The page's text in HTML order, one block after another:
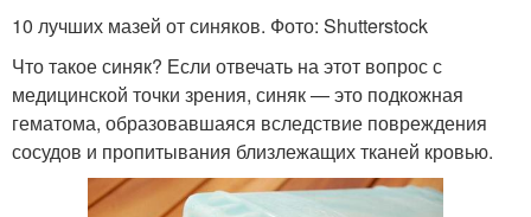
10 лучших мазей от синяков. Фото: Shutterstock
Что такое синяк? Если отвечать на этот вопрос с
медицинской точки зрения, синяк — это подкожная
гематома, образовавшаяся вследствие повреждения
сосудов и пропитывания близлежащих тканей кровью.